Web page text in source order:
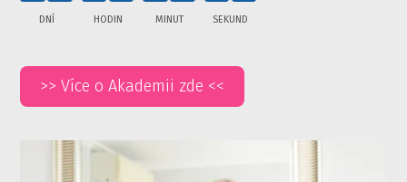
DNÍ HODIN MINUT SEKUND
>> Více o Akademii zde <<